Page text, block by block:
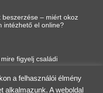
– miért okoz
intézhető el online?
figyelj családi
a felhasználói élmény
alkalmazunk. A weboldal